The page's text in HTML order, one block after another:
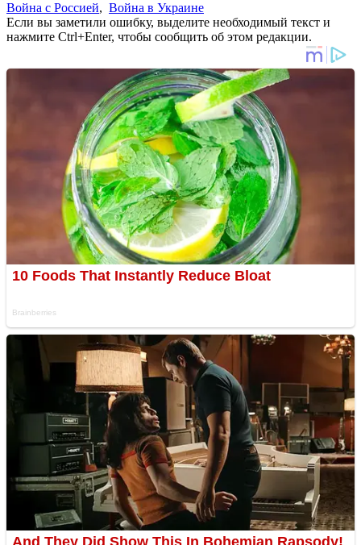
Война с Россией, Война в Украине
Если вы заметили ошибку, выделите необходимый текст и
нажмите Ctrl+Enter, чтобы сообщить об этом редакции.